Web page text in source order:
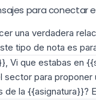
para conectar
una verdadera
tipo de nota es
Vi que estabas en
sector para proponer
de la {{asignatura}}?